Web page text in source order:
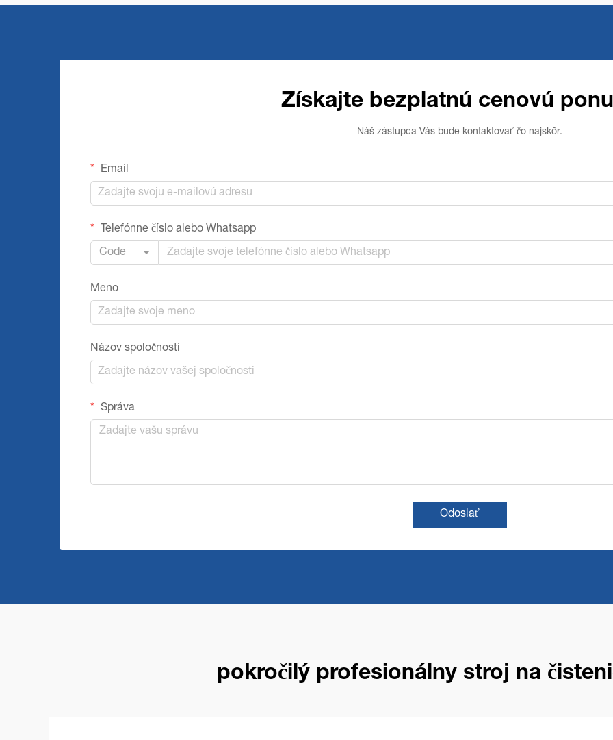
Získajte bezplatnú cenovú
Náš zástupca Vás bude kontaktovať čo najskôr.
Email
Telefónne číslo alebo Whatsapp
Code
Meno
Názov spoločnosti
Správa
Odoslať
pokročilý profesionálny stroj na